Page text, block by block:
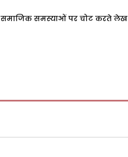
समाजिक समस्याओं पर चोट करते लेख